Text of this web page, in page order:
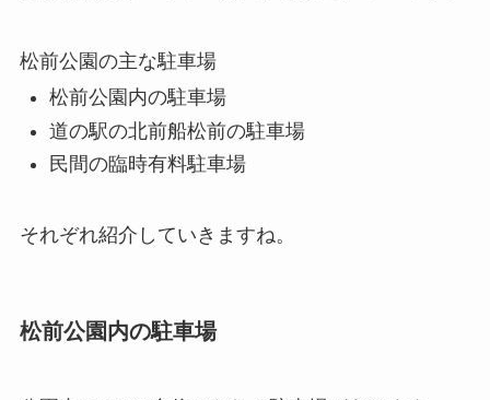
松前公園の主な駐車場
松前公園内の駐車場
道の駅の北前船松前の駐車場
民間の臨時有料駐車場
それぞれ紹介していきますね。
松前公園内の駐車場